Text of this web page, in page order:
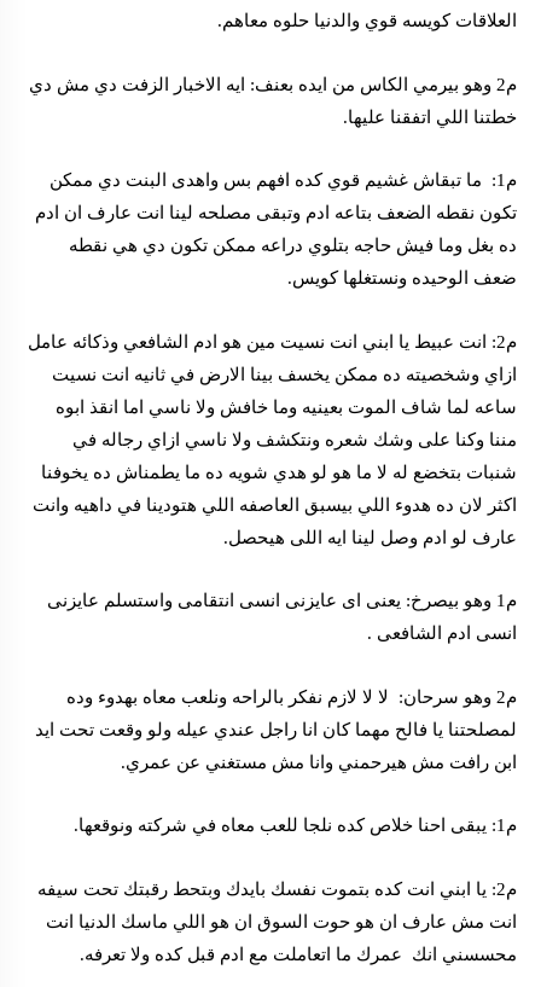
العلاقات كويسه قوي والدنيا حلوه معاهم.
م2 وهو بيرمي الكاس من ايده بعنف: ايه الاخبار الزفت دي مش دي
خطتنا اللي اتفقنا عليها.
م1: ما تبقاش غشيم قوي كده افهم بس واهدى البنت دي ممكن
تكون نقطه الضعف بتاعه ادم وتبقى مصلحه لينا انت عارف ان ادم
ده بغل وما فيش حاجه بتلوي دراعه ممكن تكون دي هي نقطه
ضعف الوحيده ونستغلها كويس.
م2: انت عبيط يا ابني انت نسيت مين هو ادم الشافعي وذكائه عامل
ازاي وشخصيته ده ممكن يخسف بينا الارض في ثانيه انت نسيت
ساعه لما شاف الموت بعينيه وما خافش ولا ناسي اما انقذ ابوه
مننا وكنا على وشك شعره ونتكشف ولا ناسي ازاي رجاله في
شنبات بتخضع له لا ما هو لو هدي شويه ده ما يطمناش ده يخوفنا
اكثر لان ده هدوء اللي بيسبق العاصفه اللي هتودينا في داهيه وانت
عارف لو ادم وصل لينا ايه اللى هيحصل.
م1 وهو بيصرخ: يعنى اى عايزنى انسى انتقامى واستسلم عايزنى
انسى ادم الشافعى .
م2 وهو سرحان: لا لا لازم نفكر بالراحه ونلعب معاه بهدوء وده
لمصلحتنا يا فالح مهما كان انا راجل عندي عيله ولو وقعت تحت ايد
ابن رافت مش هيرحمني وانا مش مستغني عن عمري.
م1: يبقى احنا خلاص كده نلجا للعب معاه في شركته ونوقعها.
م2: يا ابني انت كده بتموت نفسك بايدك وبتحط رقبتك تحت سيفه
انت مش عارف ان هو حوت السوق ان هو اللي ماسك الدنيا انت
محسسني انك عمرك ما اتعاملت مع ادم قبل كده ولا تعرفه.